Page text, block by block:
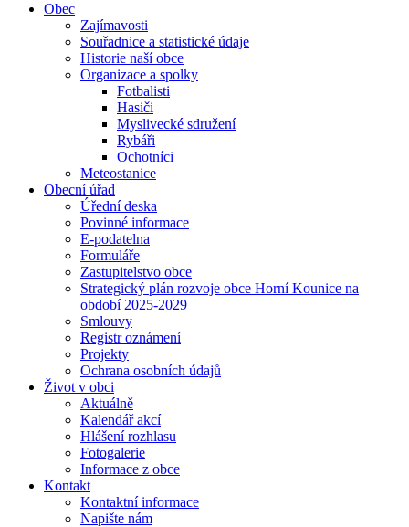
Obec
Zajímavosti
Souřadnice a statistické údaje
Historie naší obce
Organizace a spolky
Fotbalisti
Hasiči
Myslivecké sdružení
Rybáři
Ochotníci
Meteostanice
Obecní úřad
Úřední deska
Povinné informace
E-podatelna
Formuláře
Zastupitelstvo obce
Strategický plán rozvoje obce Horní Kounice na
období 2025-2029
Smlouvy
Registr oznámení
Projekty
Ochrana osobních údajů
Život v obci
Aktuálně
Kalendář akcí
Hlášení rozhlasu
Fotogalerie
Informace z obce
Kontakt
Kontaktní informace
Napište nám